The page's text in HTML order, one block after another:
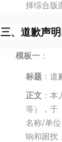
择综合版
三、道歉声
模板一：
标题：道
正文：本
等），于
名称/单
响和困扰